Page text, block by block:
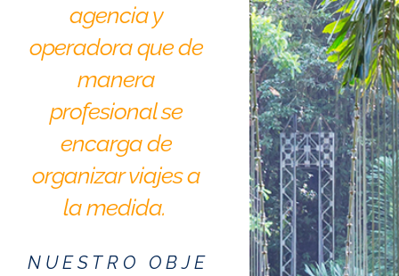
agencia y
operadora que de
manera
profesional se
encarga de
organizar viajes a
la medida.
N U E S T R O O B J E